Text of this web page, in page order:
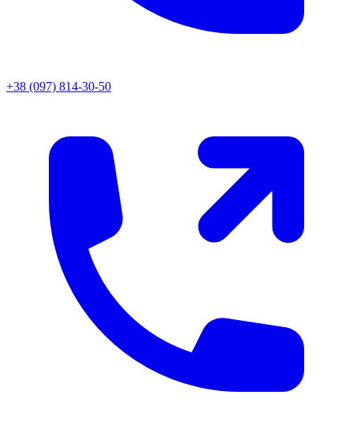
+38 (097) 814-30-50